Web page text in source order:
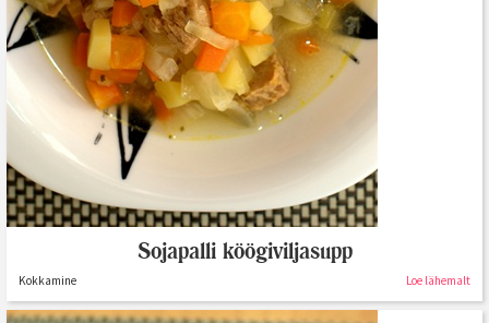
Sojapalli köögiviljasupp
Kokkamine Loe lähemalt